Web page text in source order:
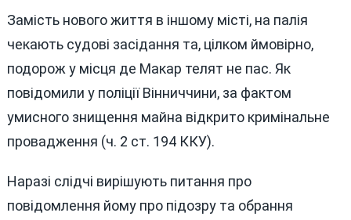
Замість нового життя в іншому місті, на палія
чекають судові засідання та, цілком ймовірно,
подорож у місця де Макар телят не пас. Як
повідомили у поліції Вінниччини, за фактом
умисного знищення майна відкрито кримінальне
провадження (ч. 2 ст. 194 ККУ).
Наразі слідчі вирішують питання про
повідомлення йому про підозру та обрання